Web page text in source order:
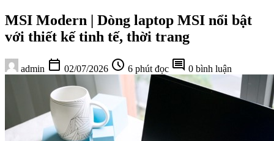
MSI Modern | Dòng laptop MSI nổi bật
với thiết kế tinh tế, thời trang
admin calendar_today 02/07/2026 schedule 6 phút đọc comment 0 bình luận